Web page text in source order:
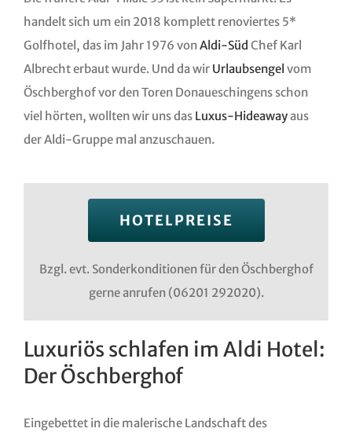
handelt sich um ein 2018 komplett renoviertes 5*
Golfhotel, das im Jahr 1976 vonAldi-Süd Chef Karl
Albrecht erbaut wurde. Und da wir Urlaubsengel vom
Öschberghof vor den Toren Donaueschingens schon
viel hörten, wollten wir uns das Luxus-Hideawayaus
der Aldi-Gruppe mal anzuschauen.
HOTELPREISE
Bzgl. evt. Sonderkonditionen für den Öschberghof
gerne anrufen (06201 292020).
Luxuriös schlafen im Aldi Hotel:
Der Öschberghof
Eingebettet in die malerische Landschaft des